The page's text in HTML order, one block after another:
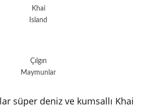
Khai
Island
Çılgın
Maymunlar
süper deniz ve kumsallı Khai